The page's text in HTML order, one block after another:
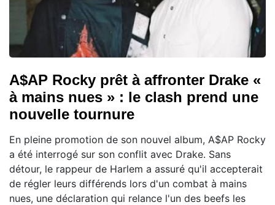
A$AP Rocky prêt à affronter Drake «
à mains nues » : le clash prend une
nouvelle tournure
En pleine promotion de son nouvel album, A$AP Rocky
a été interrogé sur son conflit avec Drake. Sans
détour, le rappeur de Harlem a assuré qu'il accepterait
de régler leurs différends lors d'un combat à mains
nues, une déclaration qui relance l'un des beefs les